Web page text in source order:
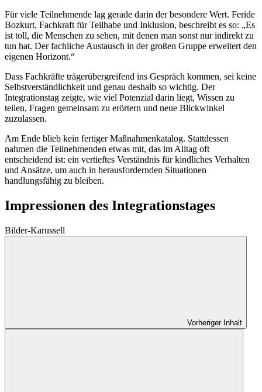
Für viele Teilnehmende lag gerade darin der besondere Wert. Feride
Bozkurt, Fachkraft für Teilhabe und Inklusion, beschreibt es so: „Es
ist toll, die Menschen zu sehen, mit denen man sonst nur indirekt zu
tun hat. Der fachliche Austausch in der großen Gruppe erweitert den
eigenen Horizont.“
Dass Fachkräfte trägerübergreifend ins Gespräch kommen, sei keine
Selbstverständlichkeit und genau deshalb so wichtig. Der
Integrationstag zeigte, wie viel Potenzial darin liegt, Wissen zu
teilen, Fragen gemeinsam zu erörtern und neue Blickwinkel
zuzulassen.
Am Ende blieb kein fertiger Maßnahmenkatalog. Stattdessen
nahmen die Teilnehmenden etwas mit, das im Alltag oft
entscheidend ist: ein vertieftes Verständnis für kindliches Verhalten
und Ansätze, um auch in herausfordernden Situationen
handlungsfähig zu bleiben.
Impressionen des Integrationstages
Bilder-Karussell
Vorheriger Inhalt